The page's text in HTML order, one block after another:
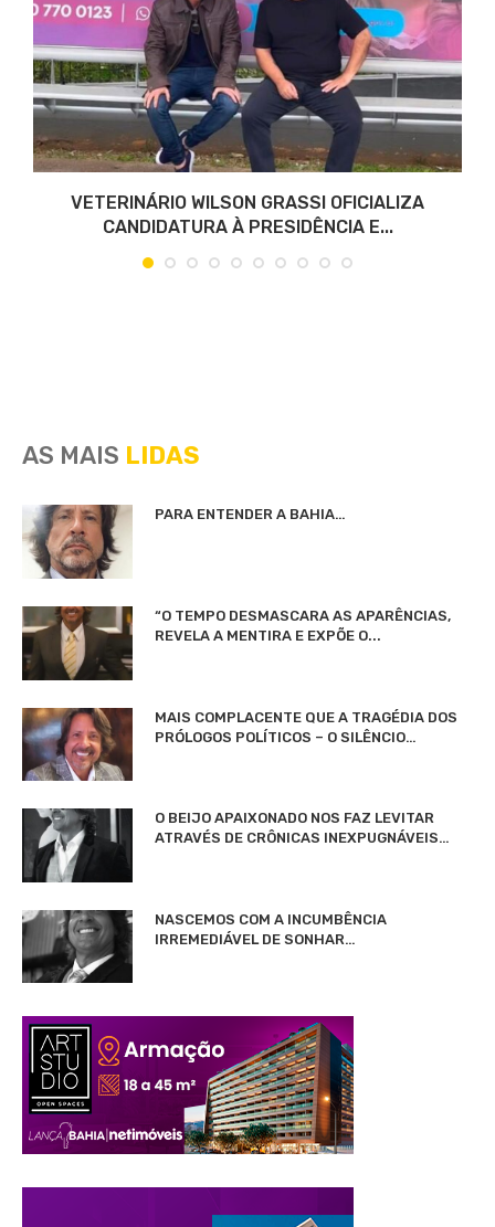
VETERINÁRIO WILSON GRASSI OFICIALIZA
CANDIDATURA À PRESIDÊNCIA E...
AS MAIS LIDAS
PARA ENTENDER A BAHIA…
“O TEMPO DESMASCARA AS APARÊNCIAS,
REVELA A MENTIRA E EXPÕE O...
MAIS COMPLACENTE QUE A TRAGÉDIA DOS
PRÓLOGOS POLÍTICOS – O SILÊNCIO…
O BEIJO APAIXONADO NOS FAZ LEVITAR
ATRAVÉS DE CRÔNICAS INEXPUGNÁVEIS…
NASCEMOS COM A INCUMBÊNCIA
IRREMEDIÁVEL DE SONHAR…